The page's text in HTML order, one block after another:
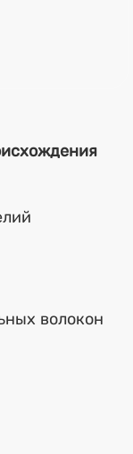
волокон